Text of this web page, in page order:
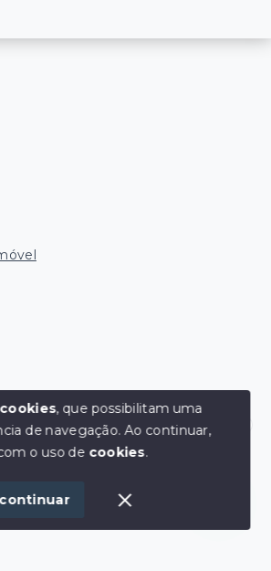
disponíveis para te ajudar.
- Davi Gomes Imóveis - Todos os
cookies, que possibilitam uma
de navegação.Ao continuar,
o uso de cookies.